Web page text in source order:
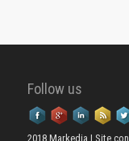
Follow us
2018 Markedia | Site